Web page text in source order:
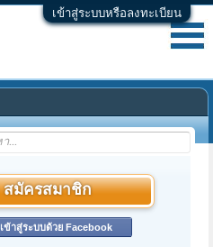
เข้าสู่ระบบหรือลงทะเบียน
สมัครสมาชิก
เข้าสู่ระบบด้วย Facebook